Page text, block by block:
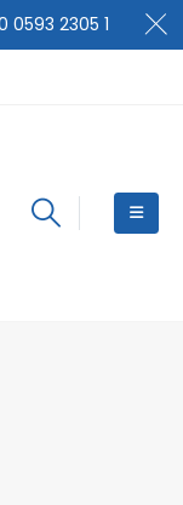
0593 2305 1